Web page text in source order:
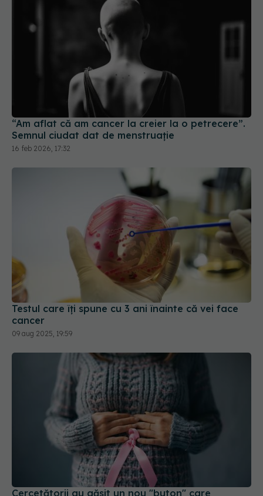
“Am aflat că am cancer la creier la o petrecere”.
Semnul ciudat dat de menstruație
16 feb 2026, 17:32
Testul care îți spune cu 3 ani înainte că vei face
cancer
09 aug 2025, 19:59
Cercetătorii au găsit un nou "buton" care
activează cancerul ovarian. Asta ar putea duce